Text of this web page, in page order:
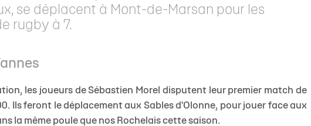
se déplacent à Mont-de-Marsan pour les
rugby à 7.
les joueurs de Sébastien Morel disputent leur premier match de
Ils feront le déplacement aux Sables d'Olonne, pour jouer face aux
la même poule que nos Rochelais cette saison.